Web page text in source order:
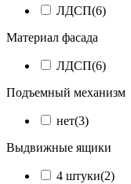
ЛДСП(6)
Материал фасада
ЛДСП(6)
Подъемный механизм
нет(3)
Выдвижные ящики
4 штуки(2)